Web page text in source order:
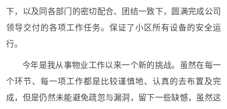
下，以及同各部门的密切配合、团结一致下，圆满完成公司
领导交付的各项工作任务。保证了小区所有设备的安全运
行。
今年是我从事物业工作以来一个新的挑战。虽然在每一
个环节、每一项工作都是比较谨慎地、认真的去布置及完
成，但是仍然未能避免疏忽与漏洞，留下一些缺憾，虽然这